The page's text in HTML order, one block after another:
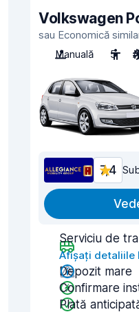
Volkswagen
sau Economică
Manuală
5
7,4
Serviciu de
Afișați detaliile
Depozit mare
Confirmare
Plată